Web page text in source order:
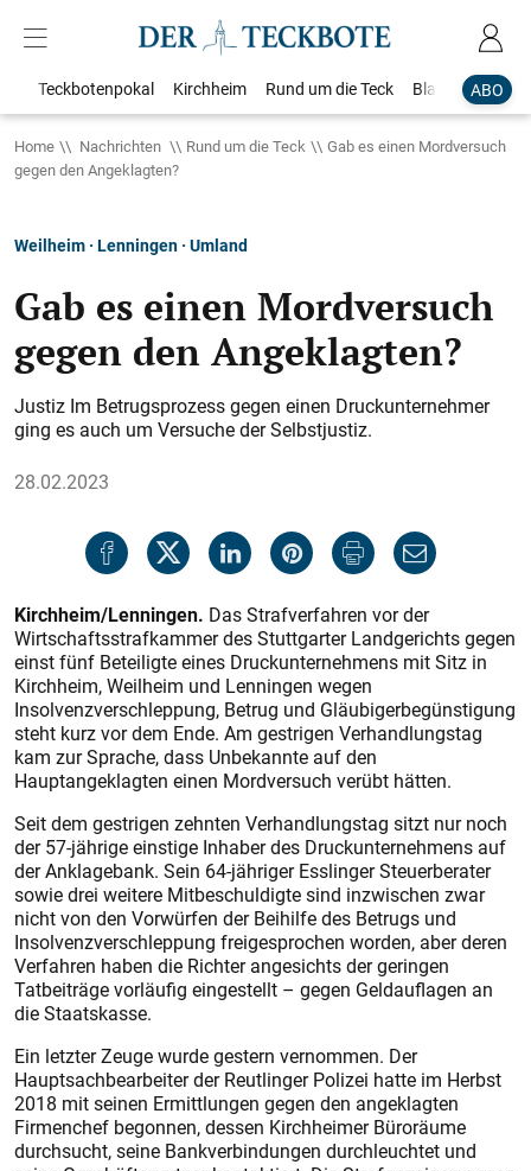
ABO
Teckbotenpokal Kirchheim Rund um die Teck Blaulicht
Home Nachrichten Rund um die Teck
Gab es einen Mordversuch
gegen den Angeklagten?
Weilheim · Lenningen · Umland
Gab es einen Mordversuch
gegen den Angeklagten?
Justiz Im Betrugsprozess gegen einen Druckunternehmer
ging es auch um Versuche der Selbstjustiz.
28.02.2023
Kirchheim/Lenningen. Das Strafverfahren vor der
Wirtschaftsstrafkammer des Stuttgarter Landgerichts gegen
einst fünf Beteiligte eines Druckunternehmens mit Sitz in
Kirchheim, Weilheim und Lenningen wegen
Insolvenzverschleppung, Betrug und Gläubigerbegünstigung
steht kurz vor dem Ende. Am gestrigen Verhandlungstag
kam zur Sprache, dass Unbekannte auf den
Hauptangeklagten einen Mordversuch verübt hätten.
Seit dem gestrigen zehnten Verhandlungstag sitzt nur noch
der 57-jährige einstige Inhaber des Druckunternehmens auf
der Anklagebank. Sein 64-jähriger Esslinger Steuerberater
sowie drei weitere Mitbeschuldigte sind inzwischen zwar
nicht von den Vorwürfen der Beihilfe des Betrugs und
Insolvenzverschleppung freigesprochen worden, aber deren
Verfahren haben die Richter angesichts der geringen
Tatbeiträge vorläufig eingestellt – gegen Geldauflagen an
die Staatskasse.
Ein letzter Zeuge wurde gestern vernommen. Der
Hauptsachbearbeiter der Reutlinger Polizei hatte im Herbst
2018 mit seinen Ermittlungen gegen den angeklagten
Firmenchef begonnen, dessen Kirchheimer Büroräume
durchsucht, seine Bankverbindungen durchleuchtet und